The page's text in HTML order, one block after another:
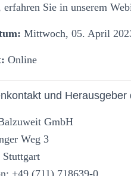
erfahren Sie in unserem
Mittwoch, 05. April
Online
und
GmbH
Weg 3
Stuttgart
+49 (711) 718639-0